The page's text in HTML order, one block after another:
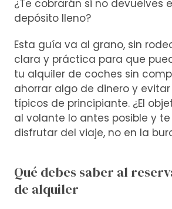
¿Te cobrarán si no devuelves
depósito lleno?
Esta guía va al grano, sin
clara y práctica para que
tu alquiler de coches sin
ahorrar algo de dinero y evitar
típicos de principiante. ¿El
al volante lo antes posible y
disfrutar del viaje, no en la
Qué debes saber al
de alquiler